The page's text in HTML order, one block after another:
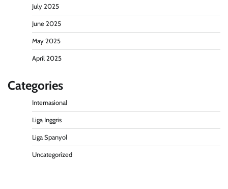
July 2025
June 2025
May 2025
April 2025
Categories
Internasional
Liga Inggris
Liga Spanyol
Uncategorized